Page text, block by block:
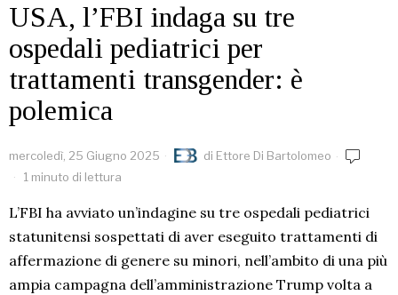
USA, l’FBI indaga su tre
ospedali pediatrici per
trattamenti transgender: è
polemica
mercoledì, 25 Giugno 2025 di Ettore Di Bartolomeo
1 minuto di lettura
L’FBI ha avviato un’indagine su tre ospedali pediatrici
statunitensi sospettati di aver eseguito trattamenti di
affermazione di genere su minori, nell’ambito di una più
ampia campagna dell’amministrazione Trump volta a